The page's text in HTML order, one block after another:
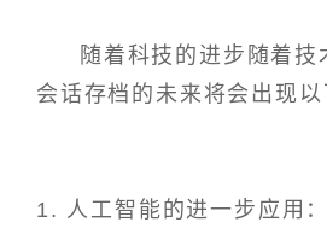
随着科技的进步随着技
会话存档的未来将会出现以
1. 人工智能的进一步应用